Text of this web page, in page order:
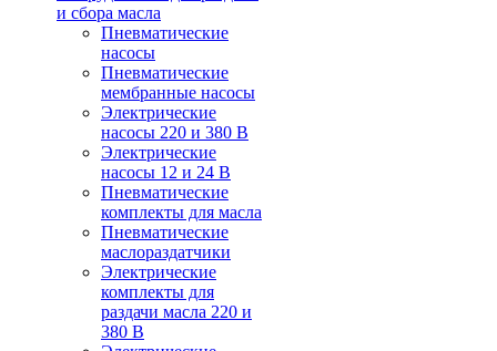
и сбора масла
Пневматические
насосы
Пневматические
мембранные насосы
Электрические
насосы 220 и 380 В
Электрические
насосы 12 и 24 В
Пневматические
комплекты для масла
Пневматические
маслораздатчики
Электрические
комплекты для
раздачи масла 220 и
380 В